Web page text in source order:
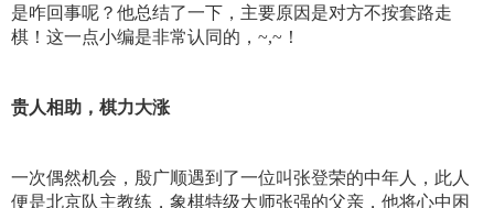
是咋回事呢？他总结了一下，主要原因是对方不按套路走
棋！这一点小编是非常认同的，~,~！
贵人相助，棋力大涨
一次偶然机会，殷广顺遇到了一位叫张登荣的中年人，此人
便是北京队主教练，象棋特级大师张强的父亲，他将心中困